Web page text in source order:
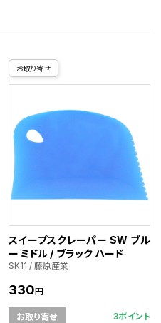
お取り寄せ
スイープスクレーパー SW ブル
ー ミドル / ブラック ハード
SK11 / 藤原産業
330円
お取り寄せ 3ポイント